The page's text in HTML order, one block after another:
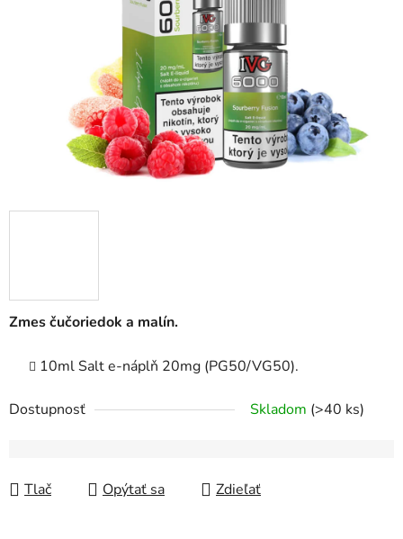
Zmes čučoriedok a malín.
10ml Salt e-náplň 20mg (PG50/VG50).
Dostupnosť Skladom (>40 ks)
Tlač Opýtať sa Zdieľať